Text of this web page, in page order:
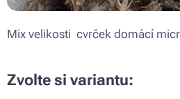
Mix velikosti cvrček domácí
Zvolte si variantu: